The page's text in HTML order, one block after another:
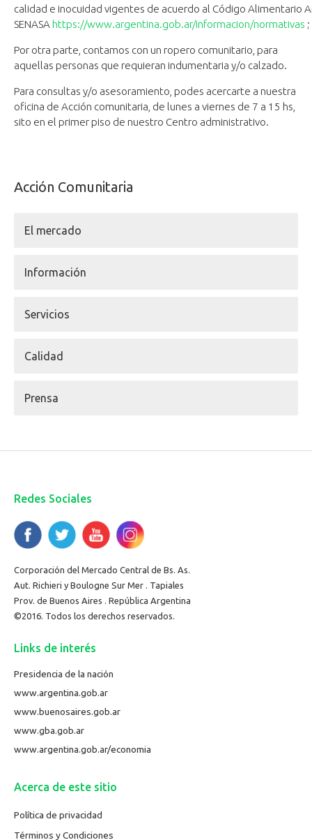
calidad e inocuidad vigentes de acuerdo al Código Alimentario
SENASA https://www.argentina.gob.ar/informacion/normativas ;
Por otra parte, contamos con un ropero comunitario, para
aquellas personas que requieran indumentaria y/o calzado.
Para consultas y/o asesoramiento, podes acercarte a nuestra
oficina de Acción comunitaria, de lunes a viernes de 7 a 15 hs,
sito en el primer piso de nuestro Centro administrativo.
Acción Comunitaria
El mercado
Información
Servicios
Calidad
Prensa
Redes Sociales
Corporación del Mercado Central de Bs. As.
Aut. Richieri y Boulogne Sur Mer . Tapiales
Prov. de Buenos Aires . República Argentina
©2016. Todos los derechos reservados.
Links de interés
Presidencia de la nación
www.argentina.gob.ar
www.buenosaires.gob.ar
www.gba.gob.ar
www.argentina.gob.ar/economia
Acerca de este sitio
Política de privacidad
Términos y Condiciones